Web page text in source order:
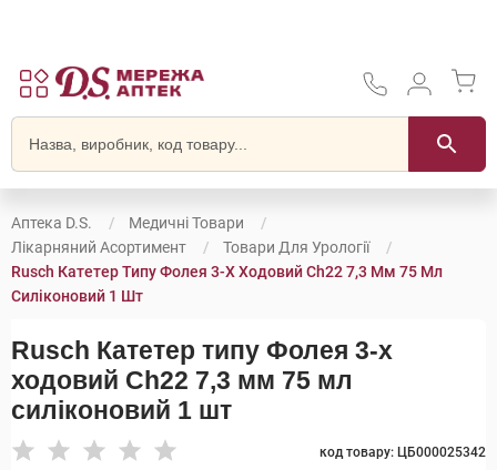
Аптека D.S.
Медичні Товари
Лікарняний Асортимент
Товари Для Урології
Rusch Катетер Типу Фолея 3-Х Ходовий Ch22 7,3 Мм 75 Мл
Силіконовий 1 Шт
Rusch Катетер типу Фолея 3-х
ходовий Ch22 7,3 мм 75 мл
силіконовий 1 шт
код товару: ЦБ000025342